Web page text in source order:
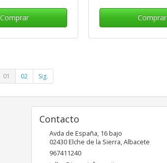
Comprar Comprar
01 02 Sig.
Contacto
Avda de España, 16 bajo
02430Elche de la Sierra,Albacete
967411240